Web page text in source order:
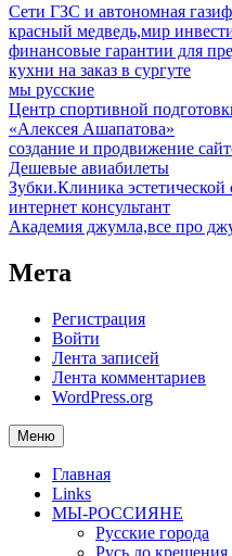
Сети ГЗС и автономная
красный медведь,мир
финансовые гарантии для
кухни на заказ в сургуте
мы русские
Центр спортивной
«Алексея Ашапатова»
создание и продвижение
Дешевые авиабилеты
Зубки.Клиника эстетической
интернет консультант
Академия джумла,все про
Мета
Регистрация
Войти
Лента записей
Лента комментариев
WordPress.org
Меню
Главная
Links
МЫ-РОССИЯНЕ
Русские города
Русь до крещения